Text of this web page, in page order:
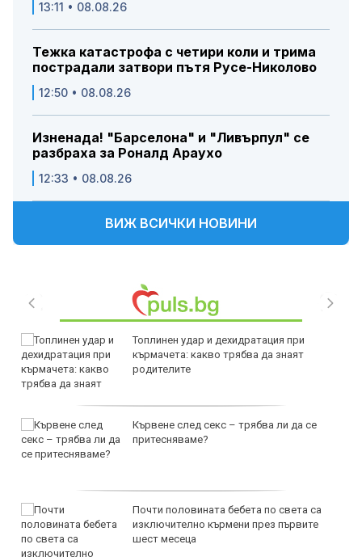
13:11 • 08.08.26
Тежка катастрофа с четири коли и трима
пострадали затвори пътя Русе-Николово
12:50 • 08.08.26
Изненада! "Барселона" и "Ливърпул" се
разбраха за Роналд Араухо
12:33 • 08.08.26
ВИЖ ВСИЧКИ НОВИНИ
Топлинен удар и дехидратация при
кърмачета: какво трябва да знаят
родителите
Кървене след секс – трябва ли да се
притесняваме?
Почти половината бебета по света са
изключително кърмени през първите
шест месеца